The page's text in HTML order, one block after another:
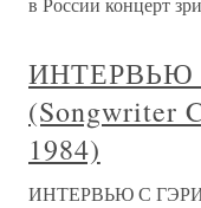
(Songwriter
1984)
ИНТЕРВЬЮ С ГЭРИ